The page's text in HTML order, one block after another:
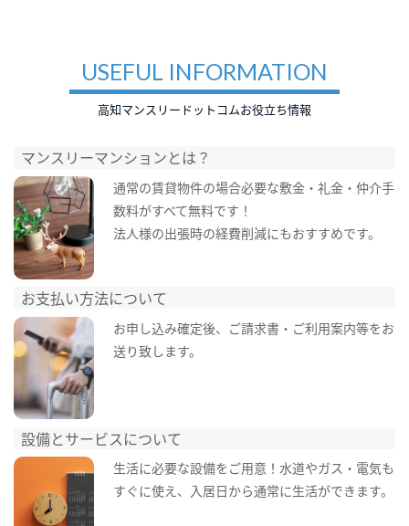
USEFUL INFORMATION
高知マンスリードットコムお役立ち情報
マンスリーマンションとは？
通常の賃貸物件の場合必要な敷金・礼金・仲介手
数料がすべて無料です！
法人様の出張時の経費削減にもおすすめです。
お支払い方法について
お申し込み確定後、ご請求書・ご利用案内等をお
送り致します。
設備とサービスについて
生活に必要な設備をご用意！水道やガス・電気も
すぐに使え、入居日から通常に生活ができます。